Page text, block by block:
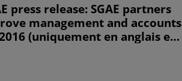
press release: SGAE partners
management and accounts
(uniquement en anglais et